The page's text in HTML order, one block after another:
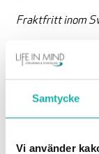
Samtycke
Vi använder
Fraktfritt inom
Köp